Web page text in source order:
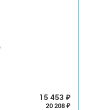
15 453 ₽
20 208 ₽